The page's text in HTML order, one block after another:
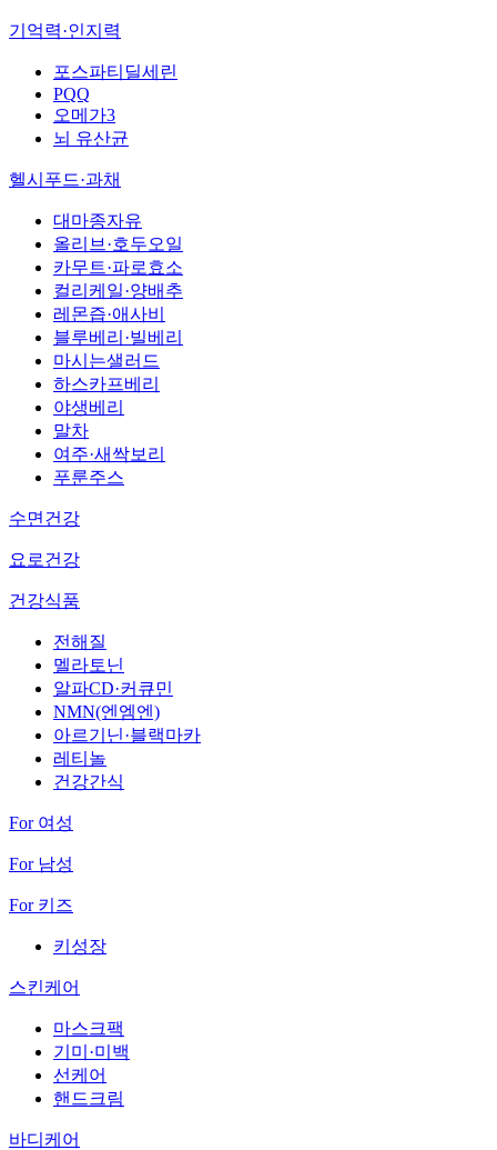
기억력·인지력
포스파티딜세린
PQQ
오메가3
뇌 유산균
헬시푸드·과채
대마종자유
올리브·호두오일
카무트·파로효소
컬리케일·양배추
레몬즙·애사비
블루베리·빌베리
마시는샐러드
하스카프베리
야생베리
말차
여주·새싹보리
푸룬주스
수면건강
요로건강
건강식품
전해질
멜라토닌
알파CD·커큐민
NMN(엔엠엔)
아르기닌·블랙마카
레티놀
건강간식
For 여성
For 남성
For 키즈
키성장
스킨케어
마스크팩
기미·미백
선케어
핸드크림
바디케어